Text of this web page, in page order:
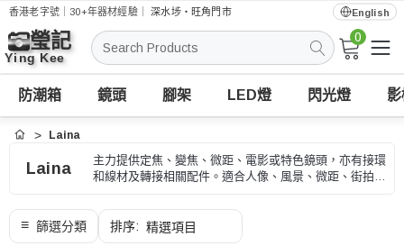
香港老字號｜30+年器材經驗｜深水埗・旺角門市 English
搜
索
0
防潮箱 鏡頭 腳架 LED燈 閃光燈
首頁 Laina
Laina
主力提供定焦、變焦、微距、電影或特色鏡頭，亦有接環
和線材及轉接相關配件。適合人像、風景、微距、街拍和
號和用途核對。